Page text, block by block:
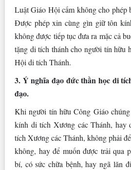
Luật Giáo Hội cấm không cho phép
Được phép xin cùng gìn giữ tôn
không được tiếp tục đưa ra mặc cả
tặng di tích thánh cho người tín hữu
Hội di tích Thánh.
3. Ý nghĩa đạo đức thần học di
đạo.
Khi người tín hữu Công Giáo
kính di tích Xương các Thánh, hay
tích Xương các Thánh, không phải
không, hay để muốn được trải qua
bí, có sức chữa bệnh, hay ngã lăn